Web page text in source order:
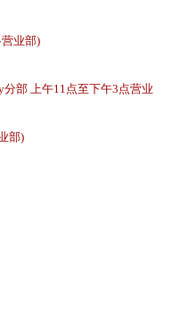
业部)
分部 上午11点至下午3点营业
部)